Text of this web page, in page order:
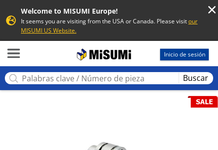
Welcome to MISUMI Europe!
It seems you are visiting from the USA or Canada. Please visitour
MISUMI US Website.
Inicio de sesión
Buscar